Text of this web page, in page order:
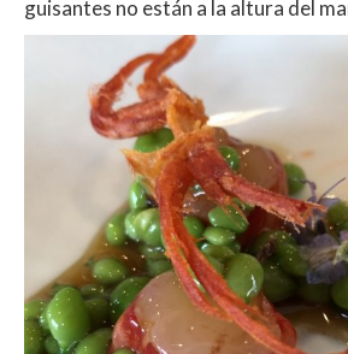
guisantes no están a la altura del